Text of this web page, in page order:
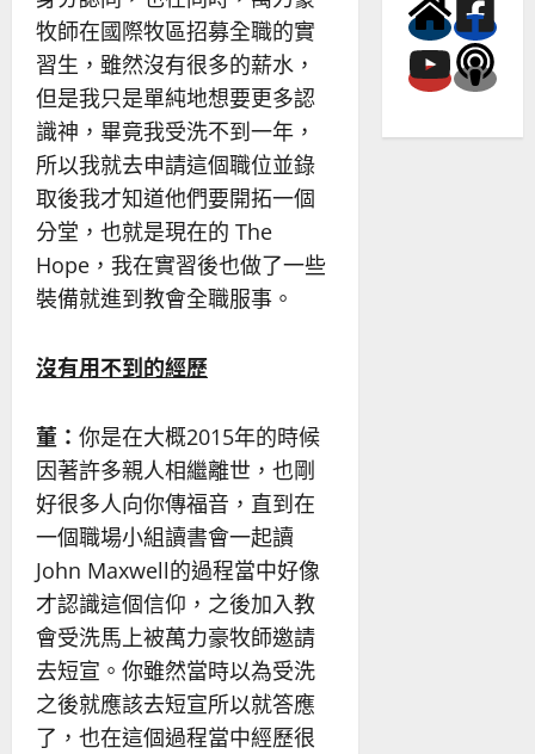
牧師在國際牧區招募全職的實
習生，雖然沒有很多的薪水，
但是我只是單純地想要更多認
識神，畢竟我受洗不到一年，
所以我就去申請這個職位並錄
取後我才知道他們要開拓一個
分堂，也就是現在的 The
Hope，我在實習後也做了一些
裝備就進到教會全職服事。
沒有用不到的經歷
董： 你是在大概2015年的時候
因著許多親人相繼離世，也剛
好很多人向你傳福音，直到在
一個職場小組讀書會一起讀
John Maxwell的過程當中好像
才認識這個信仰，之後加入教
會受洗馬上被萬力豪牧師邀請
去短宣。你雖然當時以為受洗
之後就應該去短宣所以就答應
了，也在這個過程當中經歷很